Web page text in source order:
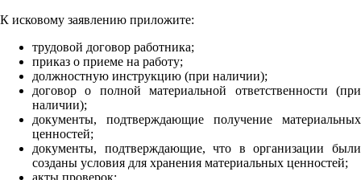
К исковому заявлению приложите:
трудовой договор работника;
приказ о приеме на работу;
должностную инструкцию (при наличии);
договор о полной материальной ответственности (при
наличии);
документы, подтверждающие получение материальных
ценностей;
документы, подтверждающие, что в организации были
созданы условия для хранения материальных ценностей;
акты проверок;